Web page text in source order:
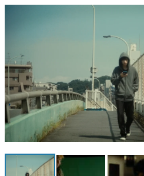
なんでゲームは面
ゲーム開発者・
具体的な形から解き明
ゲームが変えた日本
「経験値」「裏技」「
の起源や用法の変遷を
イニーP氏が徹底調査。
カテゴリ
特集記事